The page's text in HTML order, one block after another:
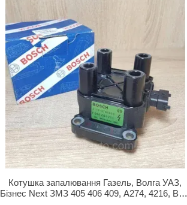
Котушка запалювання Газель, Волга УАЗ,
Бізнес Next ЗМЗ 405 406 409, А274, 4216, ВАЗ